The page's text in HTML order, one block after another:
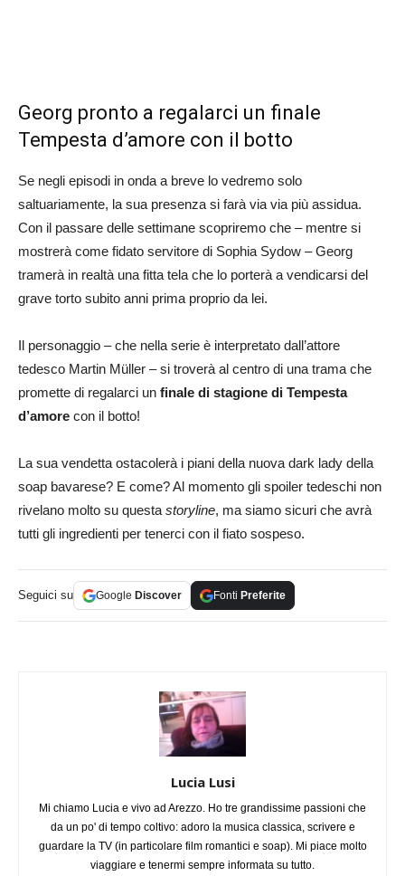
Georg pronto a regalarci un finale
Tempesta d’amore con il botto
Se negli episodi in onda a breve lo vedremo solo
saltuariamente, la sua presenza si farà via via più assidua.
Con il passare delle settimane scopriremo che – mentre si
mostrerà come fidato servitore di Sophia Sydow – Georg
tramerà in realtà una fitta tela che lo porterà a vendicarsi del
grave torto subito anni prima proprio da lei.
Il personaggio – che nella serie è interpretato dall’attore
tedesco Martin Müller – si troverà al centro di una trama che
promette di regalarci un finale di stagione di Tempesta
d’amore con il botto!
La sua vendetta ostacolerà i piani della nuova dark lady della
soap bavarese? E come? Al momento gli spoiler tedeschi non
rivelano molto su questa storyline, ma siamo sicuri che avrà
tutti gli ingredienti per tenerci con il fiato sospeso.
Seguici su Google Discover Fonti Preferite
Lucia Lusi
Mi chiamo Lucia e vivo ad Arezzo. Ho tre grandissime passioni che
da un po' di tempo coltivo: adoro la musica classica, scrivere e
guardare la TV (in particolare film romantici e soap). Mi piace molto
viaggiare e tenermi sempre informata su tutto.